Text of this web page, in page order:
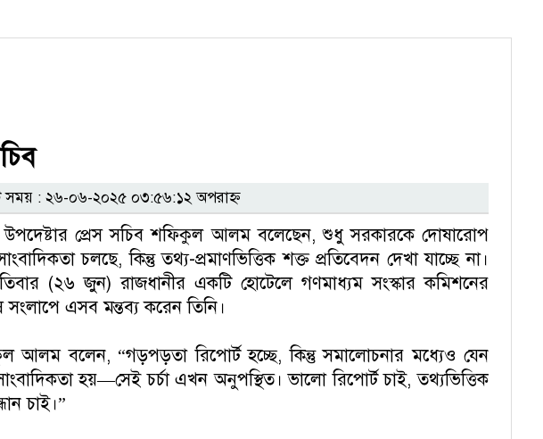
: ২৬-০৬-২০২৫ ০৩:৫৬:১২ অপরাহ্ন
উপদেষ্টার প্রেস সচিব শফিকুল আলম বলেছেন, শুধু সরকারকে দোষারোপ
চলছে, কিন্তু তথ্য-প্রমাণভিত্তিক শক্ত প্রতিবেদন দেখা যাচ্ছে না।
(২৬ জুন) রাজধানীর একটি হোটেলে গণমাধ্যম সংস্কার কমিশনের
সংলাপে এসব মন্তব্য করেন তিনি।
আলম বলেন, “গড়পড়তা রিপোর্ট হচ্ছে, কিন্তু সমালোচনার মধ্যেও যেন
হয়—সেই চর্চা এখন অনুপস্থিত। ভালো রিপোর্ট চাই, তথ্যভিত্তিক
চাই।”